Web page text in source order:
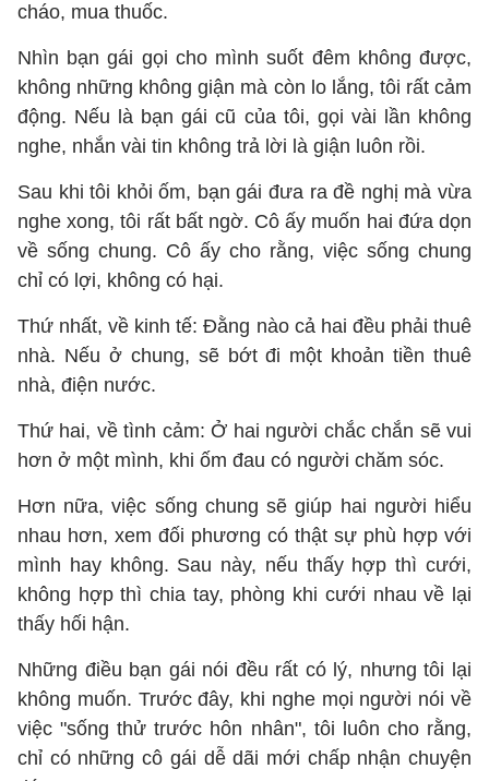
cháo, mua thuốc.
Nhìn bạn gái gọi cho mình suốt đêm không được,
không những không giận mà còn lo lắng, tôi rất cảm
động. Nếu là bạn gái cũ của tôi, gọi vài lần không
nghe, nhắn vài tin không trả lời là giận luôn rồi.
Sau khi tôi khỏi ốm, bạn gái đưa ra đề nghị mà vừa
nghe xong, tôi rất bất ngờ. Cô ấy muốn hai đứa dọn
về sống chung. Cô ấy cho rằng, việc sống chung
chỉ có lợi, không có hại.
Thứ nhất, về kinh tế: Đằng nào cả hai đều phải thuê
nhà. Nếu ở chung, sẽ bớt đi một khoản tiền thuê
nhà, điện nước.
Thứ hai, về tình cảm: Ở hai người chắc chắn sẽ vui
hơn ở một mình, khi ốm đau có người chăm sóc.
Hơn nữa, việc sống chung sẽ giúp hai người hiểu
nhau hơn, xem đối phương có thật sự phù hợp với
mình hay không. Sau này, nếu thấy hợp thì cưới,
không hợp thì chia tay, phòng khi cưới nhau về lại
thấy hối hận.
Những điều bạn gái nói đều rất có lý, nhưng tôi lại
không muốn. Trước đây, khi nghe mọi người nói về
việc "sống thử trước hôn nhân", tôi luôn cho rằng,
chỉ có những cô gái dễ dãi mới chấp nhận chuyện